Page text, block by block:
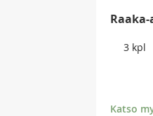
3 kpl
Katso